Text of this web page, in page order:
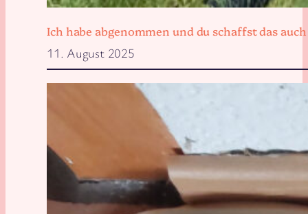
Ich habe abgenommen und du schaffst das auch
11. August 2025